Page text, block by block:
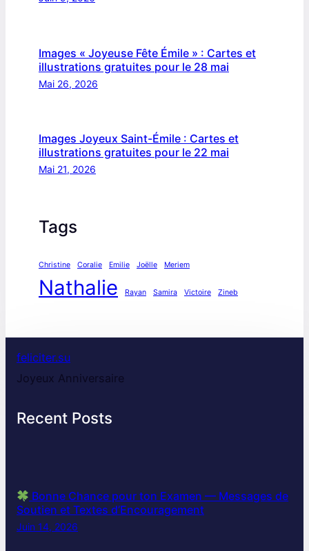
Images « Joyeuse Fête Émile » : Cartes et
illustrations gratuites pour le 28 mai
Mai 26, 2026
Images Joyeux Saint-Émile : Cartes et
illustrations gratuites pour le 22 mai
Mai 21, 2026
Tags
Christine Coralie Emilie Joëlle Meriem
Nathalie Rayan Samira Victoire Zineb
feliciter.su
Joyeux Anniversaire
Recent Posts
Bonne Chance pour ton Examen — Messages de
Soutien et Textes d’Encouragement
Juin 14, 2026